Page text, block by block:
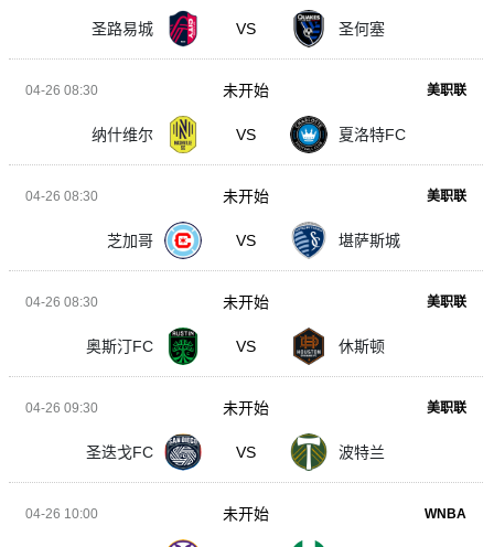
圣路易城 VS 圣何塞
04-26 08:30 美职联
纳什维尔 VS 夏洛特FC
未开始
04-26 08:30 美职联
芝加哥 VS 堪萨斯城
未开始
04-26 08:30 美职联
奥斯汀FC VS 休斯顿
未开始
04-26 09:30 美职联
圣迭戈FC VS 波特兰
未开始
04-26 10:00 WNBA
未开始